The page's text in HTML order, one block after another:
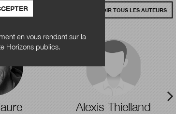
VOIR TOUS LES AUTEURS
Alexis Thielland
en vous rendant sur la
Horizons publics.